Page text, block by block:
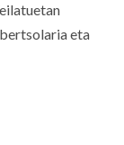
eta